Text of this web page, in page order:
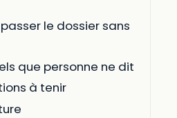
le dossier sans
que personne ne dit
à tenir